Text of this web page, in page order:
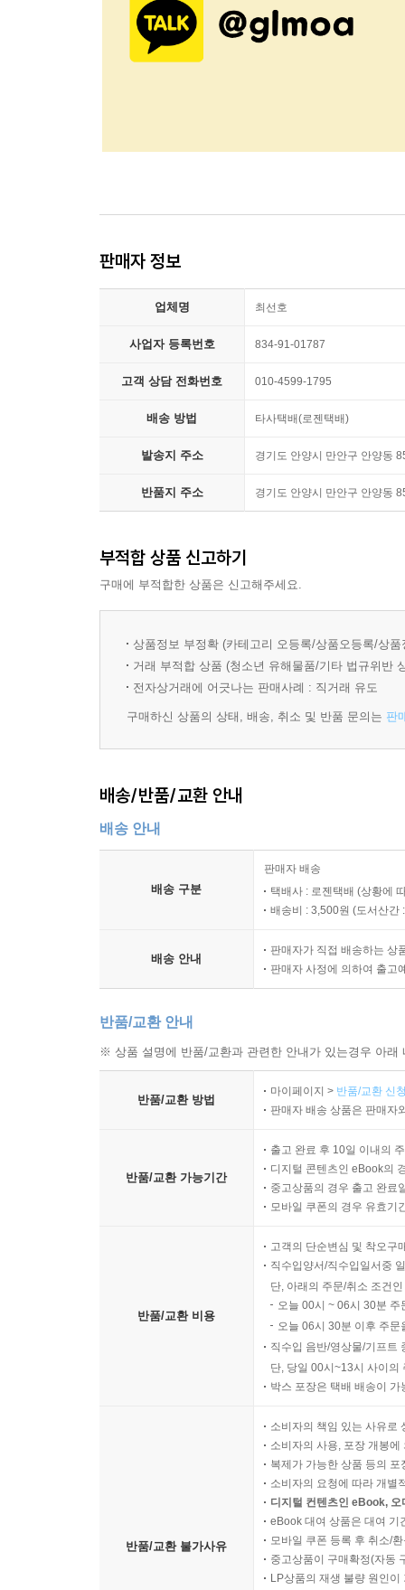
판매자 정보
업체명 최선호
사업자 등록번호 834-91-01787
고객 상담 전화번호 010-4599-1795
배송 방법 타사택배(로젠택배)
발송지 주소 경기도 안양시 만안구 안양동
반품지 주소 경기도 안양시 만안구 안양동
부적합 상품 신고하기
구매에 부적합한 상품은 신고해주세요.
상품정보 부정확 (카테고리 오등록/상품오등록/상
거래 부적합 상품 (청소년 유해물품/기타 법규위반
전자상거래에 어긋나는 판매사례 : 직거래 유도
구매하신 상품의 상태, 배송, 취소 및 반품 문의는 판
배송/반품/교환 안내
배송 안내
배송 구분
판매자 배송
택배사 : 로젠택배 (상황에
배송비 : 3,500원 (도서산간
배송 안내
판매자가 직접 배송하는 상
판매자 사정에 의하여 출고
반품/교환 안내
※ 상품 설명에 반품/교환과 관련한 안내가 있는경우 아
반품/교환 방법
마이페이지 > 반품/교환 신
판매자 배송 상품은 판매자
반품/교환 가능기간
출고 완료 후 10일 이내의
디지털 콘텐츠인 eBook의
중고상품의 경우 출고 완료
모바일 쿠폰의 경우 유효기
반품/교환 비용
고객의 단순변심 및 착오구
직수입양서/직수입일서중
단, 아래의 주문/취소 조건
오늘 00시 ~ 06시 30분
오늘 06시 30분 이후 주
직수입 음반/영상물/기프트
단, 당일 00시~13시 사이의
박스 포장은 택배 배송이
반품/교환 불가사유
소비자의 책임 있는 사유로
소비자의 사용, 포장 개봉
복제가 가능한 상품 등의
소비자의 요청에 따라 개별
디지털 컨텐츠인 eBook,
eBook 대여 상품은 대여 기
모바일 쿠폰 등록 후 취소/
중고상품이 구매확정(자동
LP상품의 재생 불량 원인